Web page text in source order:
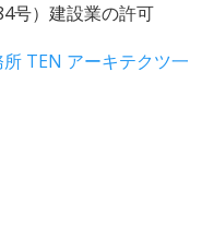
号）建設業の許可
TEN アーキテクツ一